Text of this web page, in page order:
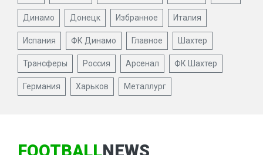
Динамо Донецк Избранное Италия
Испания ФК Динамо Главное Шахтер
Трансферы Россия Арсенал ФК Шахтер
Германия Харьков Металлург
FOOTBALLNEWS